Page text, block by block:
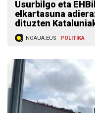
Usurbilgo eta
elkartasuna
dituzten
NOAUA.EUS POLITIKA